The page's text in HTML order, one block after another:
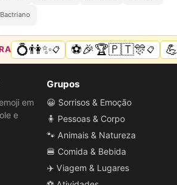
💍👫✨📋 ⚽🎉🏆🇵🇹🎊📋
em
e
Grupos
😀 Sorrisos & Emoção
🧍 Pessoas & Corpo
🐾 Animais & Natureza
🍔 Comida & Bebida
✈️ Viagem & Lugares